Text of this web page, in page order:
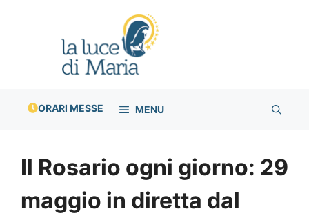
ORARI MESSE MENU
Il Rosario ogni giorno: 29
maggio in diretta dal